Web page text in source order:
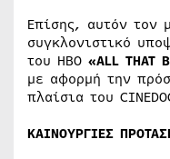
Επίσης, αυτόν τον
συγκλονιστικό
του ΗΒΟ «ALL THAT
με αφορμή την
πλαίσια του
ΚΑΙΝΟΥΡΓΙΕΣ